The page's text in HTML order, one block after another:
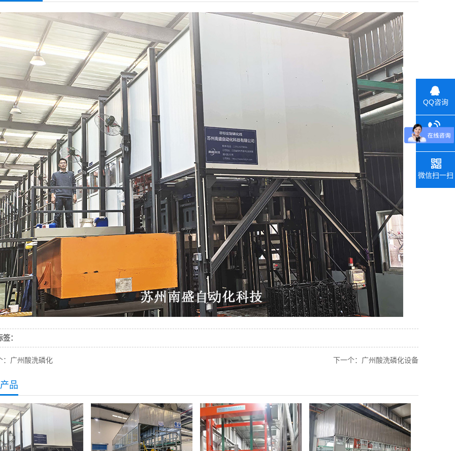
：
广州酸洗磷化 下一个： 广州酸洗磷化设备
品
QQ咨询
联系电话
微信扫一扫